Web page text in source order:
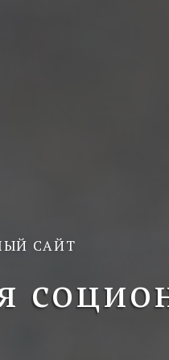
САЙТ